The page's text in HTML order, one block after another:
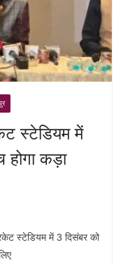
स्टेडियम में
होगा कड़ा
स्टेडियम में 3 दिसंबर को